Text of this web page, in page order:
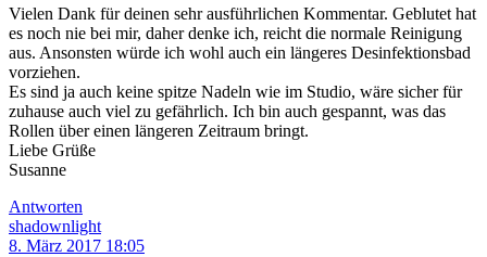
Vielen Dank für deinen sehr ausführlichen Kommentar. Geblutet hat
es noch nie bei mir, daher denke ich, reicht die normale Reinigung
aus. Ansonsten würde ich wohl auch ein längeres Desinfektionsbad
vorziehen.
Es sind ja auch keine spitze Nadeln wie im Studio, wäre sicher für
zuhause auch viel zu gefährlich. Ich bin auch gespannt, was das
Rollen über einen längeren Zeitraum bringt.
Liebe Grüße
Susanne
Antworten
shadownlight
8. März 2017 18:05